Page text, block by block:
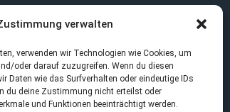
verwalten
verwenden wir Technologien wie Cookies, um
oder darauf zuzugreifen. Wenn du diesen
Daten wie das Surfverhalten oder eindeutige IDs
du deine Zustimmung nicht erteilst oder
und Funktionen beeinträchtigt werden.